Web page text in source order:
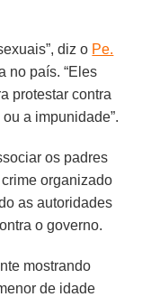
diz o Pe.
no país. “Eles
protestar contra
a impunidade”.
os padres
organizado
as autoridades
o governo.
mostrando
de idade